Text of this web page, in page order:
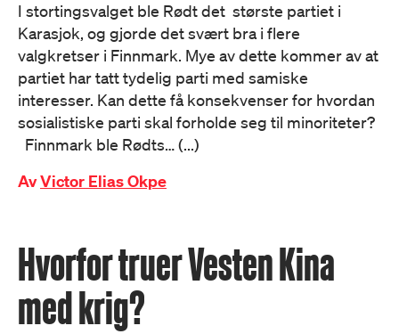
I stortingsvalget ble Rødt det største partiet i
Karasjok, og gjorde det svært bra i flere
valgkretser i Finnmark. Mye av dette kommer av at
partiet har tatt tydelig parti med samiske
interesser. Kan dette få konsekvenser for hvordan
sosialistiske parti skal forholde seg til minoriteter?
Finnmark ble Rødts… (...)
AvVictor Elias Okpe
Hvorfor truer Vesten Kina
med krig?